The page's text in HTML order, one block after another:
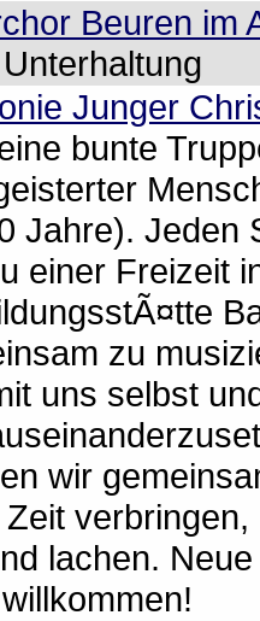
Beuren im
Junger
bunte
Jahre). Jeden
einer Freizeit
zu
uns selbst
wir
lachen.